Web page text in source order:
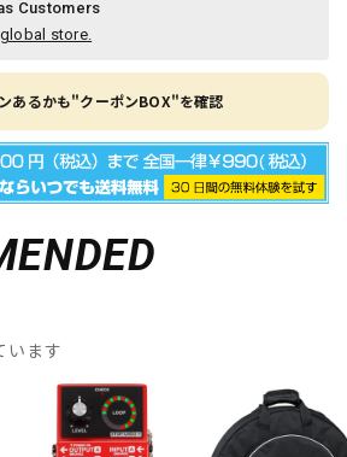
Customers
store.
あるかも"クーポンBOX"を確認
います